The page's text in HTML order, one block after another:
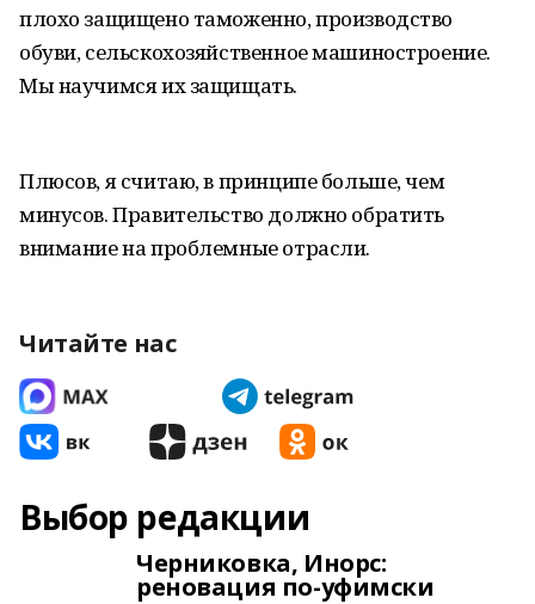
плохо защищено таможенно, производство
обуви, сельскохозяйственное машиностроение.
Мы научимся их защищать.
Плюсов, я считаю, в принципе больше, чем
минусов. Правительство должно обратить
внимание на проблемные отрасли.
Читайте нас
Выбор редакции
Черниковка, Инорс:
реновация по-уфимски